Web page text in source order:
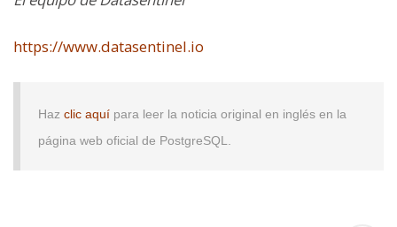
https://www.datasentinel.io
Haz clic aquí para leer la noticia original en inglés en la
página web oficial de PostgreSQL.